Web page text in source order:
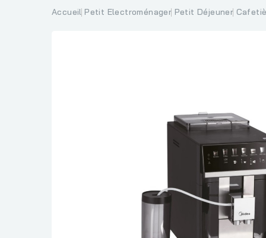
Accueil Petit Electroménager Petit Déjeuner